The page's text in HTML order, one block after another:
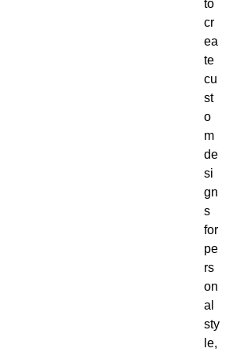
to
cr
ea
te
cu
st
o
m
de
si
gn
s
for
pe
rs
on
al
sty
le,